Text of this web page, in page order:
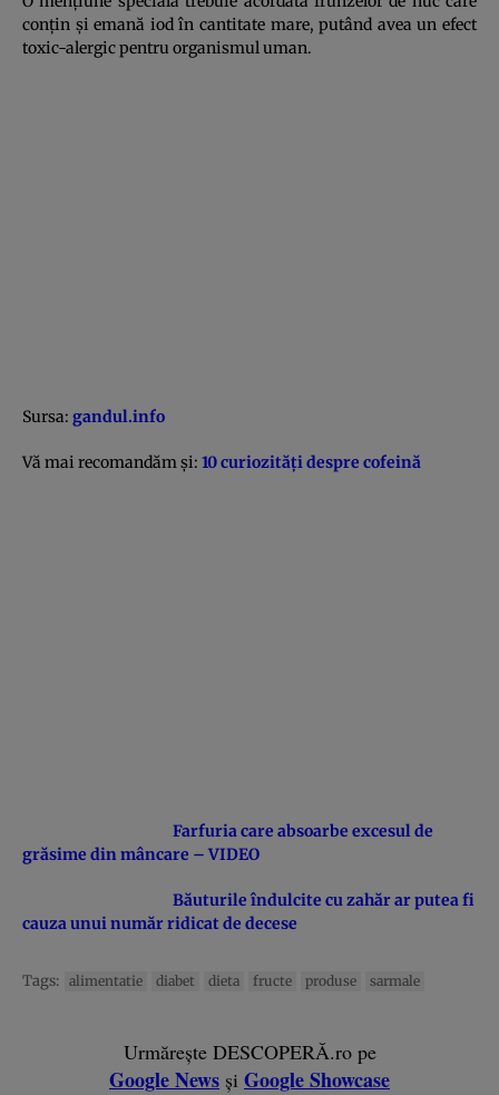
conţin şi emană iod în cantitate mare, putând avea un efect
toxic-alergic pentru organismul uman.
Sursa: gandul.info
Vă mai recomandăm şi: 10 curiozităţi despre cofeină
Farfuria care absoarbe excesul de
grăsime din mâncare – VIDEO
Băuturile îndulcite cu zahăr ar putea fi
cauza unui număr ridicat de decese
Tags: alimentatie diabet dieta fructe produse sarmale
Urmărește DESCOPERĂ.ro pe
Google News și Google Showcase